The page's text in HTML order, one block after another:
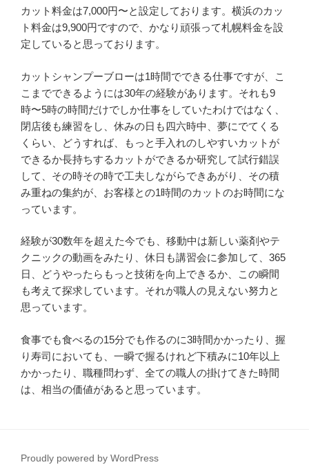
カット料金は7,000円〜と設定しております。横浜のカッ
ト料金は9,900円ですので、かなり頑張って札幌料金を設
定していると思っております。
カットシャンプーブローは1時間でできる仕事ですが、こ
こまでできるようには30年の経験があります。それも9
時〜5時の時間だけでしか仕事をしていたわけではなく、
閉店後も練習をし、休みの日も四六時中、夢にでてくる
くらい、どうすれば、もっと手入れのしやすいカットが
できるか長持ちするカットができるか研究して試行錯誤
して、その時その時で工夫しながらできあがり、その積
み重ねの集約が、お客様との1時間のカットのお時間にな
っています。
経験が30数年を超えた今でも、移動中は新しい薬剤やテ
クニックの動画をみたり、休日も講習会に参加して、365
日、どうやったらもっと技術を向上できるか、この瞬間
も考えて探求しています。それが職人の見えない努力と
思っています。
食事でも食べるの15分でも作るのに3時間かかったり、握
り寿司においても、一瞬で握るけれど下積みに10年以上
かかったり、職種問わず、全ての職人の掛けてきた時間
は、相当の価値があると思っています。
Proudly powered by WordPress